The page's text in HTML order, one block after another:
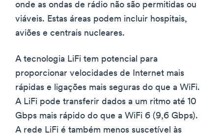
onde as ondas de rádio não são permitidas ou
viáveis. Estas áreas podem incluir hospitais,
aviões e centrais nucleares.
A tecnologia LiFi tem potencial para
proporcionar velocidades de Internet mais
rápidas e ligações mais seguras do que a WiFi.
A LiFi pode transferir dados a um ritmo até 10
Gbps mais rápido do que a WiFi 6 (9,6 Gbps).
A rede LiFi é também menos suscetível às